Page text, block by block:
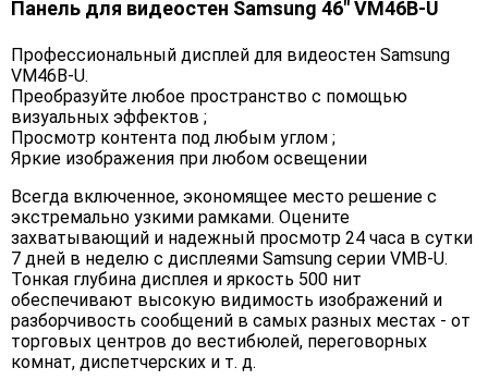
Панель для видеостен Samsung 46" VM46B-U
Профессиональный дисплей для видеостен Samsung
VM46B-U.
Преобразуйте любое пространство с помощью
визуальных эффектов ;
Просмотр контента под любым углом ;
Яркие изображения при любом освещении
Всегда включенное, экономящее место решение с
экстремально узкими рамками. Оцените
захватывающий и надежный просмотр 24 часа в сутки
7 дней в неделю с дисплеями Samsung серии VMB-U.
Тонкая глубина дисплея и яркость 500 нит
обеспечивают высокую видимость изображений и
разборчивость сообщений в самых разных местах - от
торговых центров до вестибюлей, переговорных
комнат, диспетчерских и т. д.